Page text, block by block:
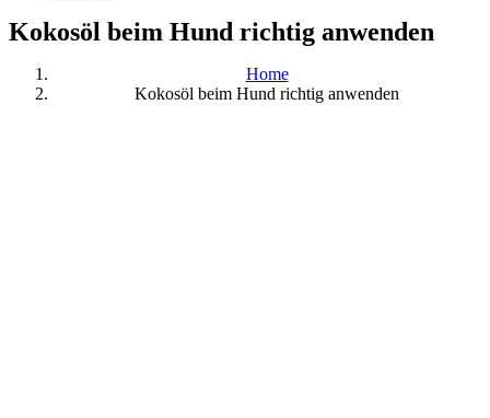
Kokosöl beim Hund richtig anwenden
Home
Kokosöl beim Hund richtig anwenden